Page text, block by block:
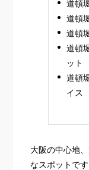
道頓
道頓
道頓
道頓
ット
道頓
イス
大阪の中心地
なスポットで